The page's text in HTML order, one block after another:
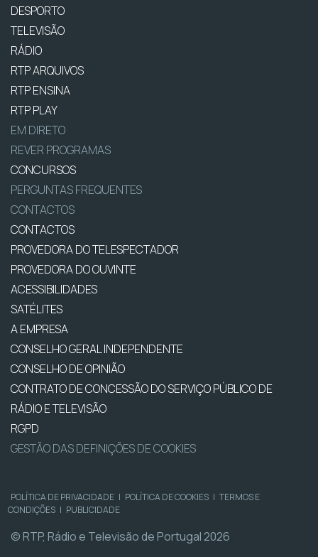
DESPORTO
TELEVISÃO
RÁDIO
RTP ARQUIVOS
RTP ENSINA
RTP PLAY
EM DIRETO
REVER PROGRAMAS
CONCURSOS
PERGUNTAS FREQUENTES
CONTACTOS
CONTACTOS
PROVEDORA DO TELESPECTADOR
PROVEDORA DO OUVINTE
ACESSIBILIDADES
SATÉLITES
A EMPRESA
CONSELHO GERAL INDEPENDENTE
CONSELHO DE OPINIÃO
CONTRATO DE CONCESSÃO DO SERVIÇO PÚBLICO DE
RÁDIO E TELEVISÃO
RGPD
GESTÃO DAS DEFINIÇÕES DE COOKIES
POLÍTICA DE PRIVACIDADE | POLÍTICA DE COOKIES | TERMOS E
CONDIÇÕES | PUBLICIDADE
© RTP, Rádio e Televisão de Portugal 2026